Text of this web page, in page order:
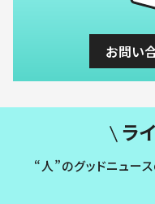
お問い
ラ
“人”のグッドニュー